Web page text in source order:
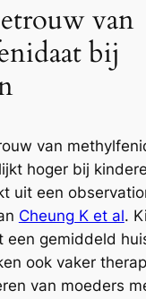
van
bij
van
hoger bij
uit een
Cheung K et al.
een gemiddeld
ook vaker
van moeders